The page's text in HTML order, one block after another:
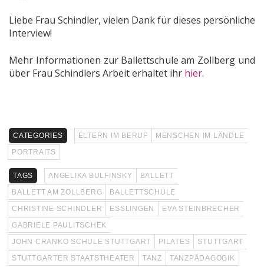
Liebe Frau Schindler, vielen Dank für dieses persönliche
Interview!
Mehr Informationen zur Ballettschule am Zollberg und
über Frau Schindlers Arbeit erhaltet ihr hier.
CATEGORIES ELTERN IM BERUF
MENSCHEN IM LÄNDLE
PORTRAITS
TAGS ANGELIKA BULFINSKY
BALLETT
BALLETT AM ZOLLBERG
BALLETTSCHULE
CHRISTINE SCHINDLER
ESSLINGEN
EVA STEINBRECHER
GABRIELE PAULITSCHEK
JOHN CRANKO SCHULE STUTTGART
PILATES
STUTTGART
STUTTGARTER STAATSTHEATER
TANZ TANZPÄDAGOGIK